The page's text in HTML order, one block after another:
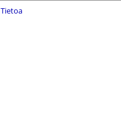
Tietoa